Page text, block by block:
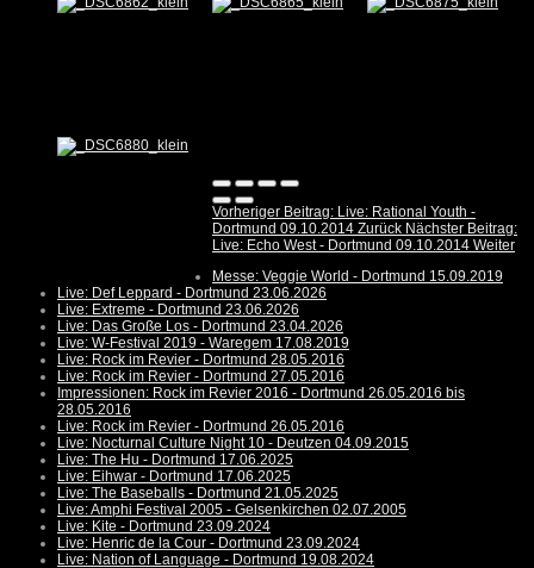
Vorheriger Beitrag: Live: Rational Youth -
Dortmund 09.10.2014 Zurück Nächster Beitrag:
Live: Echo West - Dortmund 09.10.2014 Weiter
Messe: Veggie World - Dortmund 15.09.2019
Live: Def Leppard - Dortmund 23.06.2026
Live: Extreme - Dortmund 23.06.2026
Live: Das Große Los - Dortmund 23.04.2026
Live: W-Festival 2019 - Waregem 17.08.2019
Live: Rock im Revier - Dortmund 28.05.2016
Live: Rock im Revier - Dortmund 27.05.2016
Impressionen: Rock im Revier 2016 - Dortmund 26.05.2016 bis
28.05.2016
Live: Rock im Revier - Dortmund 26.05.2016
Live: Nocturnal Culture Night 10 - Deutzen 04.09.2015
Live: The Hu - Dortmund 17.06.2025
Live: Eihwar - Dortmund 17.06.2025
Live: The Baseballs - Dortmund 21.05.2025
Live: Amphi Festival 2005 - Gelsenkirchen 02.07.2005
Live: Kite - Dortmund 23.09.2024
Live: Henric de la Cour - Dortmund 23.09.2024
Live: Nation of Language - Dortmund 19.08.2024